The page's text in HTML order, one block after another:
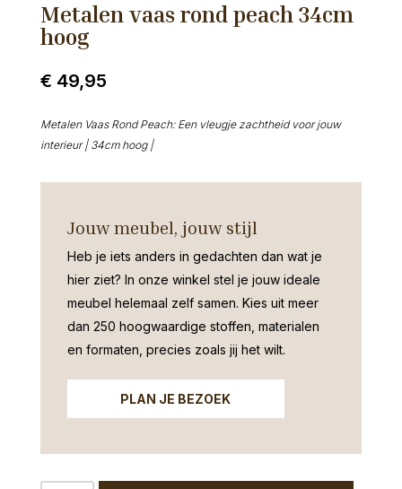
Metalen vaas rond peach 34cm
hoog
€ 49,95
Metalen Vaas Rond Peach: Een vleugje zachtheid voor jouw
interieur | 34cm hoog |
Jouw meubel, jouw stijl
Heb je iets anders in gedachten dan wat je
hier ziet? In onze winkel stel je jouw ideale
meubel helemaal zelf samen. Kies uit meer
dan 250 hoogwaardige stoffen, materialen
en formaten, precies zoals jij het wilt.
PLAN JE BEZOEK